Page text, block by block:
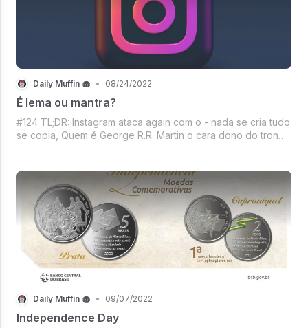
Daily Muffin 🧁 • 08/24/2022
É lema ou mantra?
#124 TL;DR: Instagram ataca again com o - nada se cria tudo
se copia, Quem é George R.R. Martin o cara dono do trono
pelos usuários, Mer
Daily Muffin 🧁 • 09/07/2022
Independence Day